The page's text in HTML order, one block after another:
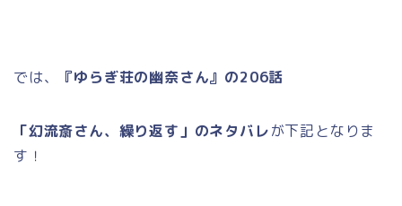
では、 『ゆらぎ荘の幽奈さん』の206話
「幻流斎さん、繰り返す」のネタバレが下記となりま
す！